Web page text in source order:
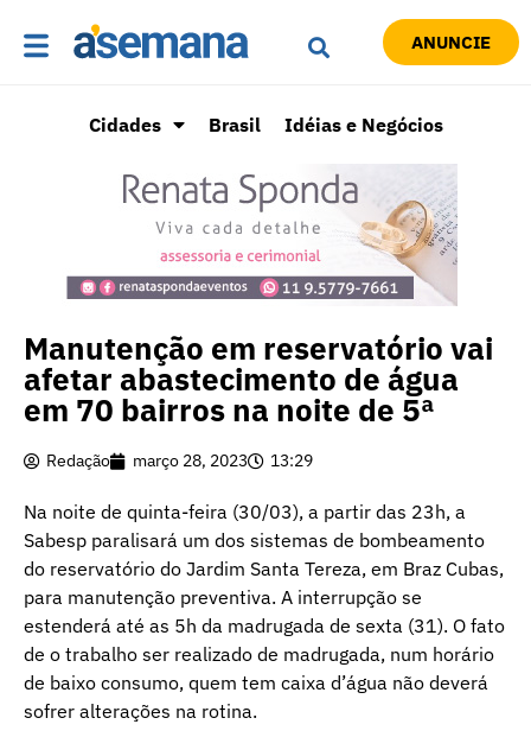
ANUNCIE
Cidades Brasil Idéias e Negócios
Manutenção em reservatório vai
afetar abastecimento de água
em 70 bairros na noite de 5ª
Redação março 28, 2023 13:29
Na noite de quinta-feira (30/03), a partir das 23h, a
Sabesp paralisará um dos sistemas de bombeamento
do reservatório do Jardim Santa Tereza, em Braz Cubas,
para manutenção preventiva. A interrupção se
estenderá até as 5h da madrugada de sexta (31). O fato
de o trabalho ser realizado de madrugada, num horário
de baixo consumo, quem tem caixa d’água não deverá
sofrer alterações na rotina.